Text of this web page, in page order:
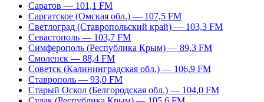
Саратов — 101,1 FM
Саргатское (Омская обл.) — 107,5 FM
Светлоград (Ставропольский край) — 103,3 FM
Севастополь — 103,7 FM
Симферополь (Республика Крым) — 89,3 FM
Смоленск — 88,4 FM
Советск (Калининградская обл.) — 106,9 FM
Ставрополь — 93,0 FM
Старый Оскол (Белгородская обл.) — 104,0 FM